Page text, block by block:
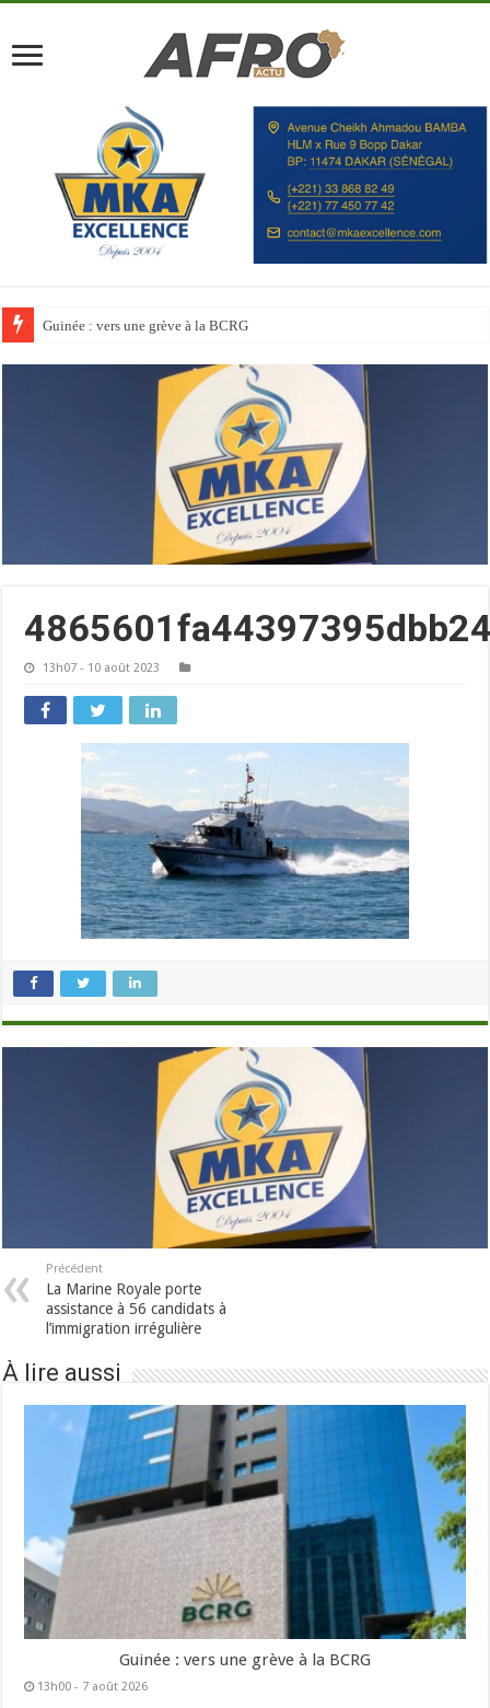
Discours à la Nation : Alassane Ouattara appelle les Ivoiriens à « l’unité,
13h07 - 10 août 2023
Précédent
La Marine Royale porte
assistance à 56 candidats à
l’immigration irrégulière
À lire aussi
Guinée : vers une grève à la BCRG
13h00 - 7 août 2026